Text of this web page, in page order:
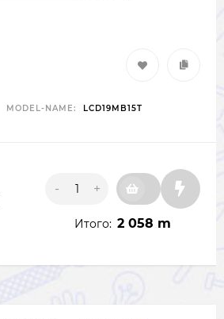
MODEL-NAME: LCD19MB15T
- +
Итого: 2 058 m